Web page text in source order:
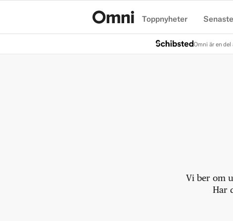
Toppnyheter
Omni är en
Vi ber om
Har